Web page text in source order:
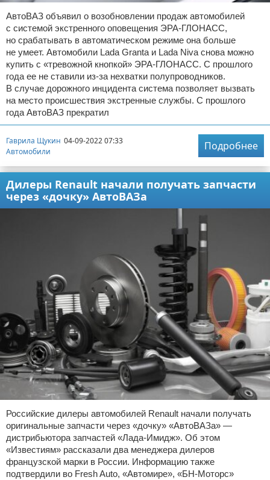
АвтоВАЗ объявил о возобновлении продаж автомобилей
с системой экстренного оповещения ЭРА-ГЛОНАСС,
но срабатывать в автоматическом режиме она больше
не умеет. Автомобили Lada Granta и Lada Niva снова можно
купить с «тревожной кнопкой» ЭРА-ГЛОНАСС. С прошлого
года ее не ставили из-за нехватки полупроводников.
В случае дорожного инцидента система позволяет вызвать
на место происшествия экстренные службы. С прошлого
года АвтоВАЗ прекратил
Гаврила Щукин 04-09-2022 07:33
Автомобили
Подробнее
Дилеры Renault начали получать запчасти
через «дочку» АвтоВАЗа
Российские дилеры автомобилей Renault начали получать
оригинальные запчасти через «дочку» «АвтоВАЗа» —
дистрибьютора запчастей «Лада-Имидж». Об этом
«Известиям» рассказали два менеджера дилеров
французской марки в России. Информацию также
подтвердили во Fresh Auto, «Автомире», «БН-Моторс»